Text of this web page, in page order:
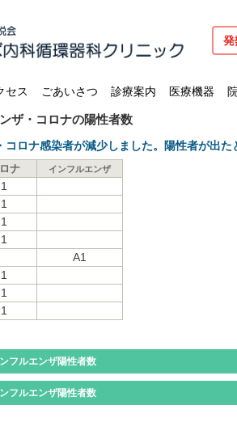
発
セス ごあいさつ 診療案内 医療機器
ザ・コロナの陽性者数
コロナ感染者が減少しました。陽性者が出た
ナ インフルエンザ
1
1
1
1
A1
1
1
1
フルエンザ陽性者数
フルエンザ陽性者数